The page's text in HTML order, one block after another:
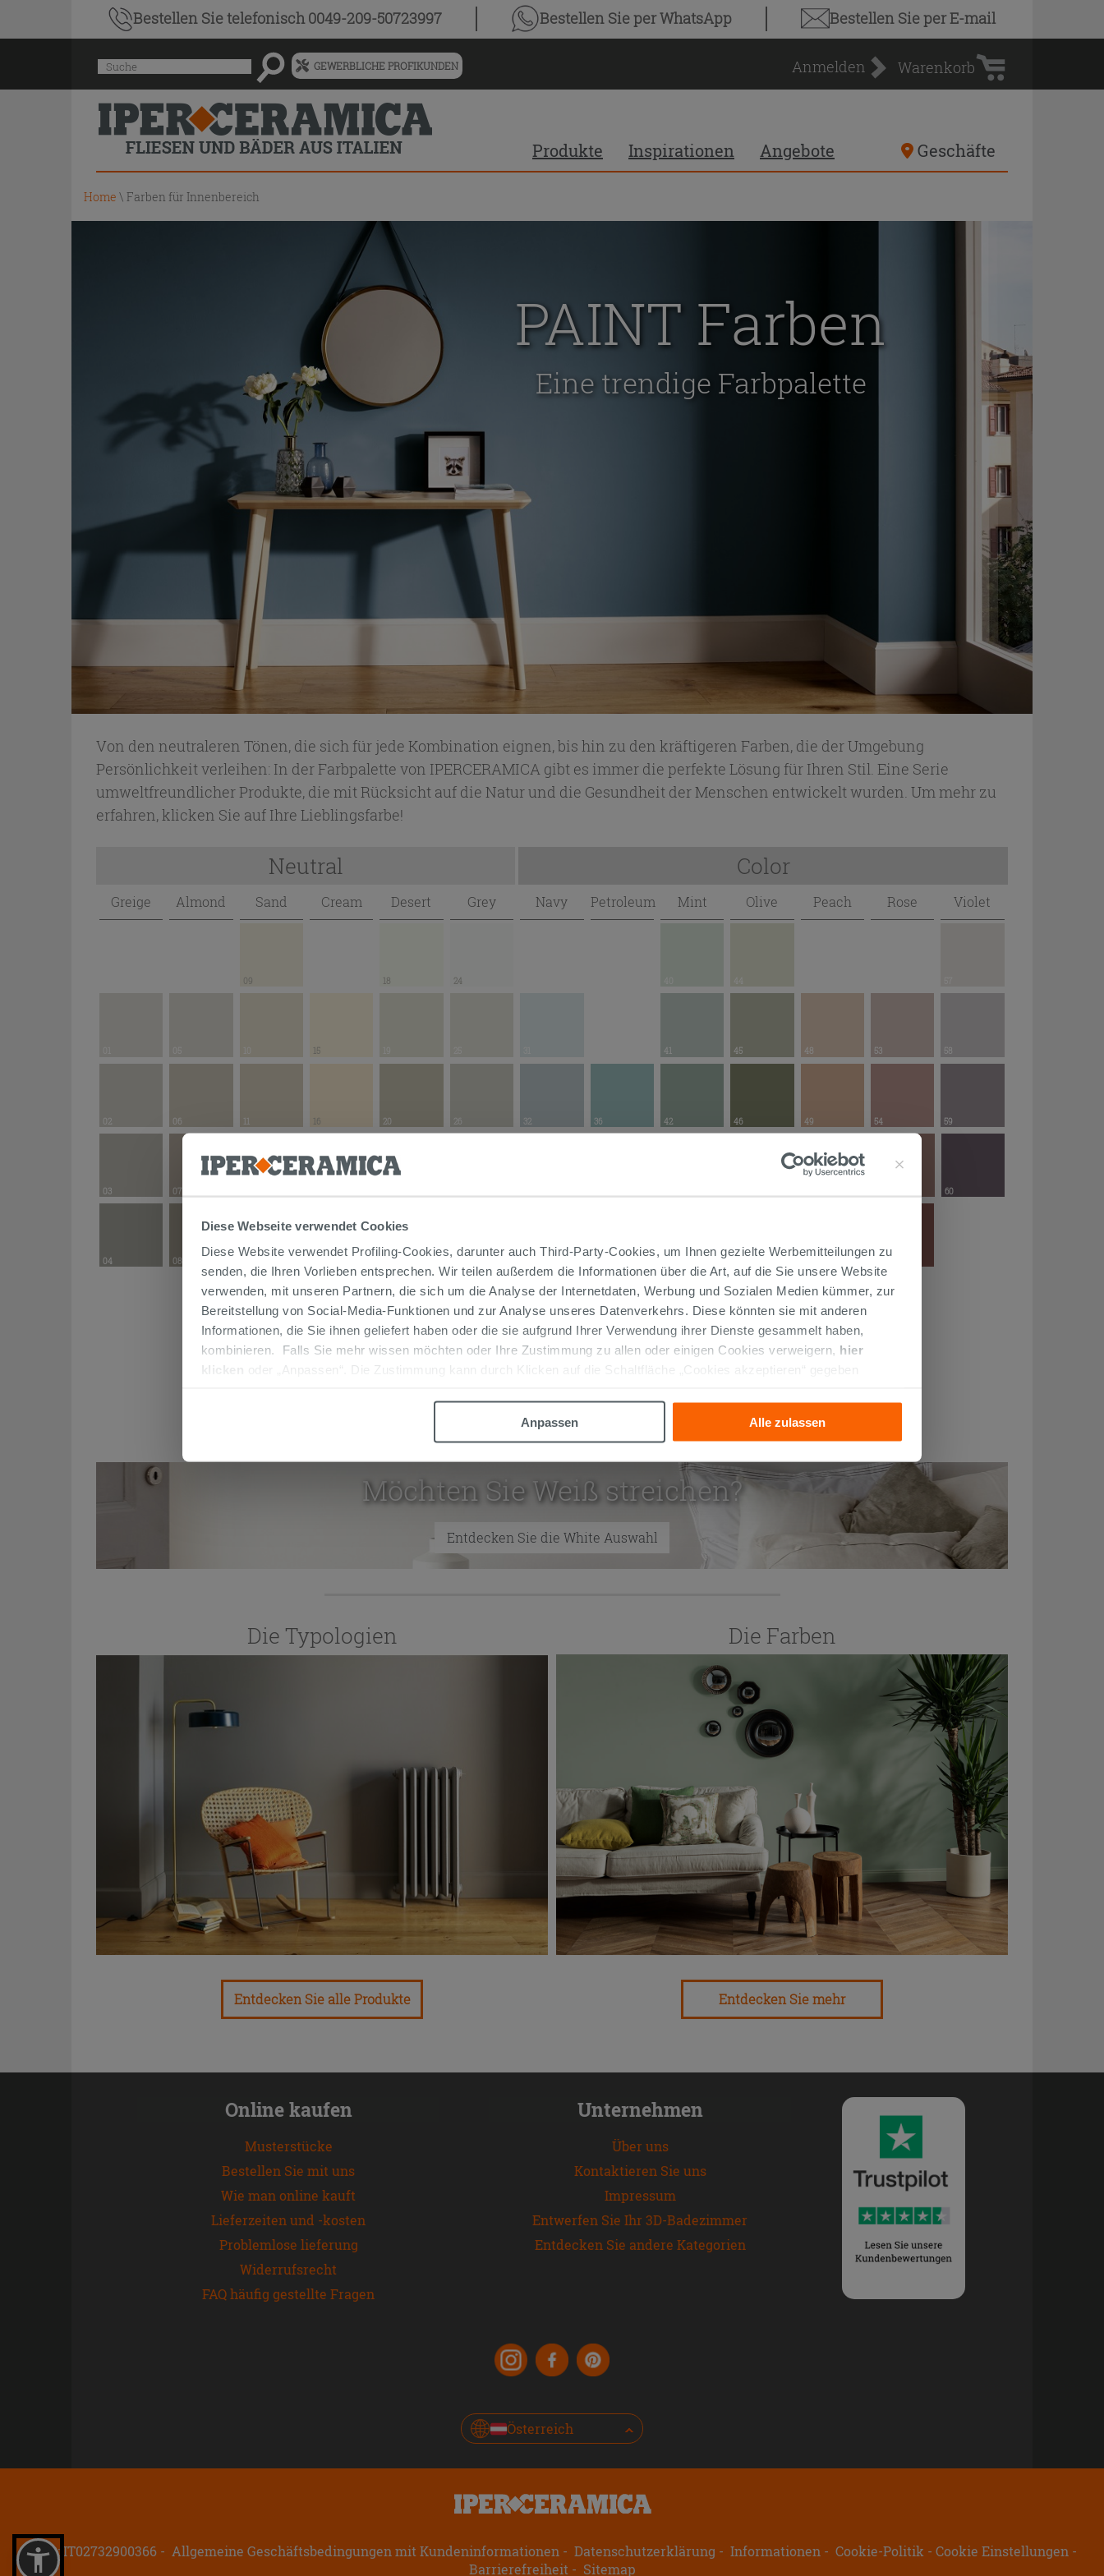
Diese Webseite verwendet Cookies
Diese Website verwendet Profiling-Cookies, darunter auch Third-Party-Cookies, um Ihnen gezielte Werbemitteilungen zu
senden, die Ihren Vorlieben entsprechen. Wir teilen außerdem die Informationen über die Art, auf die Sie unsere Website
verwenden, mit unseren Partnern, die sich um die Analyse der Internetdaten, Werbung und Sozialen Medien kümmer, zur
Bereitstellung von Social-Media-Funktionen und zur Analyse unseres Datenverkehrs. Diese könnten sie mit anderen
Informationen, die Sie ihnen geliefert haben oder die sie aufgrund Ihrer Verwendung ihrer Dienste gesammelt haben,
kombinieren. Falls Sie mehr wissen möchten oder Ihre Zustimmung zu allen oder einigen Cookies verweigern, hier
klicken
oder „Anpassen“. Die Zustimmung kann durch Klicken auf die Schaltfläche „Cookies akzeptieren“ gegeben
Anpassen
Alle zulassen
Bestellen Sietelefonisch 0049-209-50723997 Bestellen Sieper WhatsApp Bestellen Sieper E-mail
Menü
für
vorgeschlagenen
Siteinhalt
und
Suchprotokoll
Suche GEWERBLICHE PROFIKUNDEN Anmelden
Warenkorb
Warenkorb
Produkte Inspirationen Angebote Geschäfte
Home \ Farben für Innenbereich
PAINT Farben
Eine trendige Farbpalette
Von den neutraleren Tönen, die sich für jede Kombination eignen, bis hin zu den kräftigeren Farben, die der Umgebung
Persönlichkeit verleihen: In der Farbpalette von IPERCERAMICA gibt es immer die perfekte Lösung für Ihren Stil. Eine Serie
umweltfreundlicher Produkte, die mit Rücksicht auf die Natur und die Gesundheit der Menschen entwickelt wurden. Um mehr zu
erfahren, klicken Sie auf Ihre Lieblingsfarbe!
Neutral
Greige Almond Sand Cream Desert Grey
09 18 24
15
02 06 11 16 20 26
03 07
04 08
14 23 29
30
Color
Navy Petroleum Mint Olive Peach Rose Violet
41 45 48 53 58
32 36 42 46 49 54 59
60
38
35 39 52
Möchten Sie Weiß streichen?
Entdecken Sie die White Auswahl
Die Typologien
Entdecken Sie alle Produkte
Die Farben
Entdecken Sie mehr
Online kaufen
Musterstücke
Bestellen Sie mit uns
Wie man online kauft
Lieferzeiten und -kosten
Problemlose lieferung
Widerrufsrecht
FAQ häufig gestellte Fragen
Unternehmen
Über uns
Kontaktieren Sie uns
Impressum
Entwerfen Sie Ihr 3D-Badezimmer
Entdecken Sie andere Kategorien
Österreich
P.IVA: IT02732900366 Allgemeine Geschäftsbedingungen mit Kundeninformationen Datenschutzerklärung Informationen Cookie-Politik
Cookie Einstellungen
Barrierefreiheit
Sitemap